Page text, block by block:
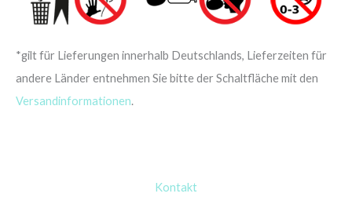
*gilt für Lieferungen innerhalb Deutschlands, Lieferzeiten für
andere Länder entnehmen Sie bitte der Schaltfläche mit den
Versandinformationen.
Kontakt